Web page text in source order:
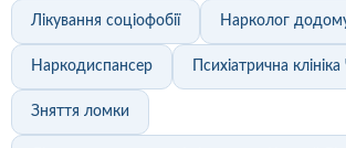
Лікування соціофобії Нарколог
Наркодиспансер Психіатрична
Зняття ломки